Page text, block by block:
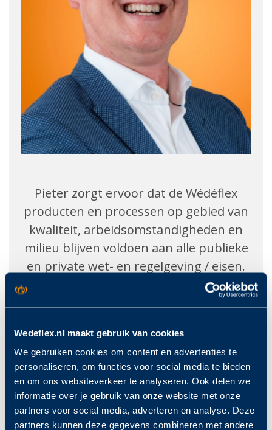
Wedeflex.nl maakt gebruik van cookies
We gebruiken cookies om content en advertenties te
personaliseren, om functies voor social media te bieden
en om ons websiteverkeer te analyseren. Ook delen we
informatie over je gebruik van onze website met onze
partners voor social media, adverteren en analyse. Deze
partners kunnen deze gegevens combineren met andere
Pieter zorgt ervoor dat de Wédéflex
producten en processen op gebied van
kwaliteit, arbeidsomstandigheden en
milieu blijven voldoen aan alle publieke
en private wet- en regelgeving / eisen.
Ook ondersteunt hij de Wédéflex
certificatie.
Met zijn streven naar perfectie zorgt
Pieter ervoor dat alle KAM processen
correct en zorgvuldig worden beheerd.